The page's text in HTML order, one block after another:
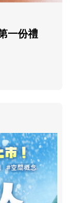
一份禮